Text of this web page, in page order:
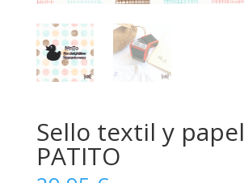
Sello textil y papel
PATITO